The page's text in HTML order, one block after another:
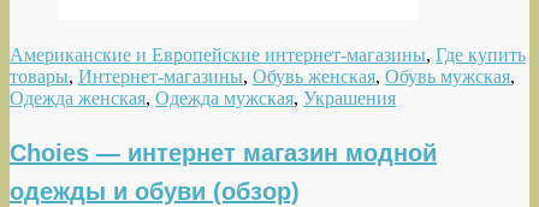
Американские и Европейские интернет-магазины, Где купить
товары, Интернет-магазины, Обувь женская, Обувь мужская,
Одежда женская, Одежда мужская, Украшения
Choies — интернет магазин модной
одежды и обуви (обзор)